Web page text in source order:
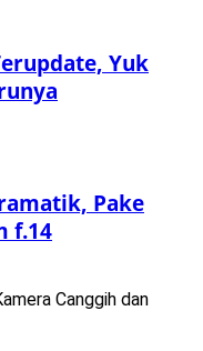
Yuk
Pake
f.14
Canggih dan